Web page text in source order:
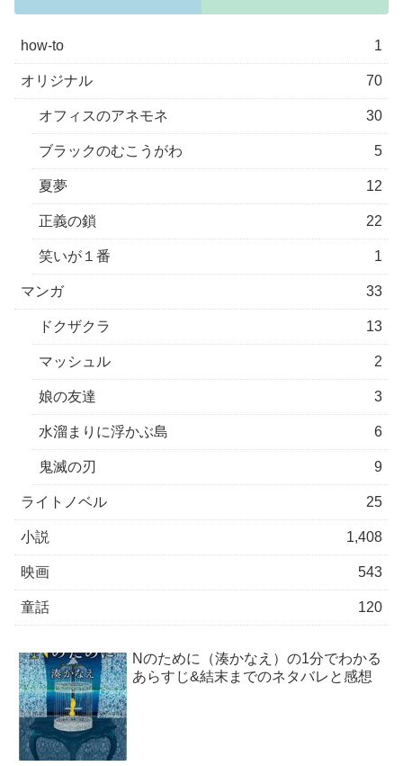
how-to 1
オリジナル 70
オフィスのアネモネ 30
ブラックのむこうがわ 5
夏夢 12
正義の鎖 22
笑いが１番 1
マンガ 33
ドクザクラ 13
マッシュル 2
娘の友達 3
水溜まりに浮かぶ島 6
鬼滅の刃 9
ライトノベル 25
小説 1,408
映画 543
童話 120
Nのために（湊かなえ）の1分でわかる
あらすじ&結末までのネタバレと感想